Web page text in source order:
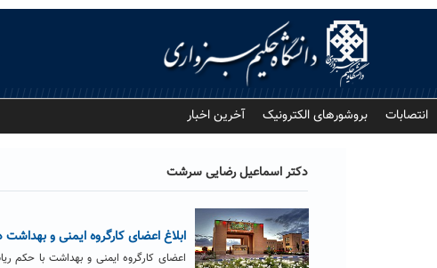
انتصابات بروشورهای الکترونیک آخرین اخبار
دکتر اسماعیل رضایی سرشت
ابلاغ اعضای کارگروه ایمنی و بهداشت
اعضای کارگروه ایمنی و بهداشت با حکم